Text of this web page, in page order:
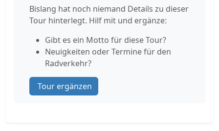
Bislang hat noch niemand Details zu dieser
Tour hinterlegt. Hilf mit und ergänze:
Gibt es ein Motto für diese Tour?
Neuigkeiten oder Termine für den
Radverkehr?
Tour ergänzen